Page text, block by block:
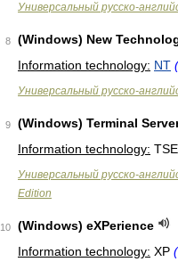
Универсальный русско-
8
(Windows) New
Information technology: NT
Универсальный русско-
9
(Windows) Terminal
Information technology: TSE
Универсальный русско-
Edition
10
(Windows) eXPerience
Information technology: XP